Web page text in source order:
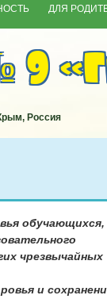
ДЛЯ
Россия
обучающихся,
чрезвычайных
и